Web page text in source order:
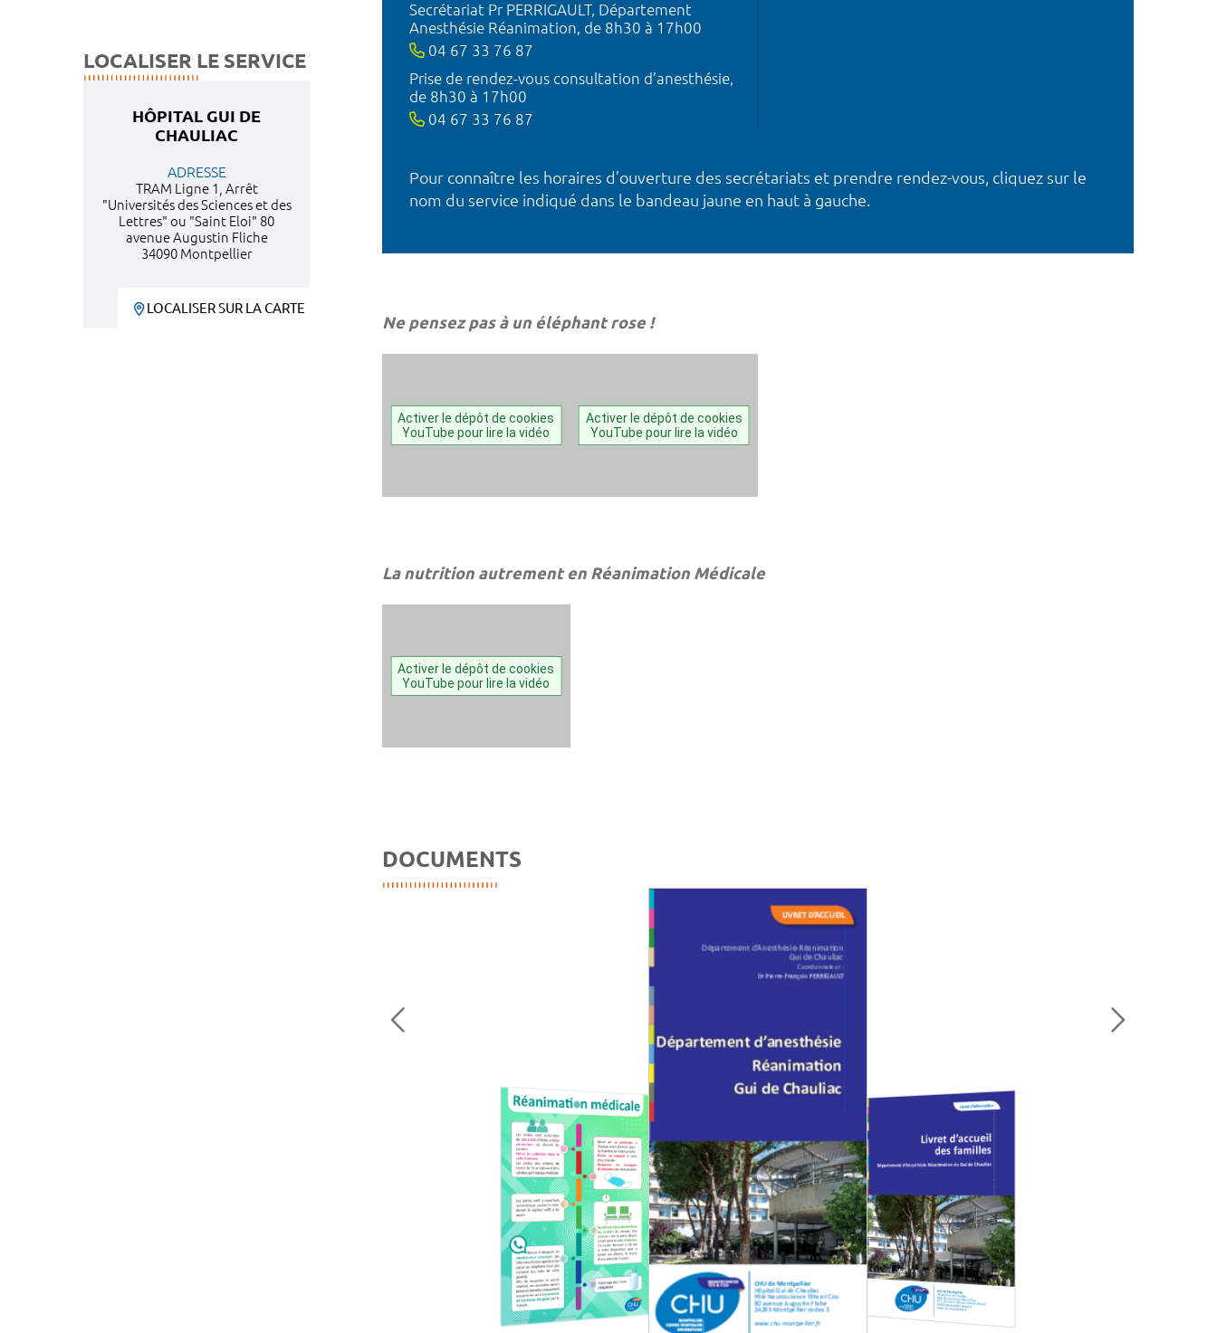
LOCALISER LE SERVICE
HÔPITAL GUI DE
CHAULIAC
ADRESSE
TRAM Ligne 1, Arrêt
"Universités des Sciences et des
Lettres" ou "Saint Eloi" 80
avenue Augustin Fliche
34090 Montpellier
LOCALISER SUR LA CARTE
Secrétariat Pr PERRIGAULT, Département
Anesthésie Réanimation, de 8h30 à 17h00
04 67 33 76 87
Prise de rendez-vous consultation d’anesthésie,
de 8h30 à 17h00
04 67 33 76 87
Pour connaître les horaires d’ouverture des secrétariats et prendre rendez-vous, cliquez sur le
nom du service indiqué dans le bandeau jaune en haut à gauche.
Ne pensez pas à un éléphant rose !
Activer le dépôt de cookies
YouTube pour lire la vidéo
Activer le dépôt de cookies
YouTube pour lire la vidéo
La nutrition autrement en Réanimation Médicale
Activer le dépôt de cookies
YouTube pour lire la vidéo
DOCUMENTS